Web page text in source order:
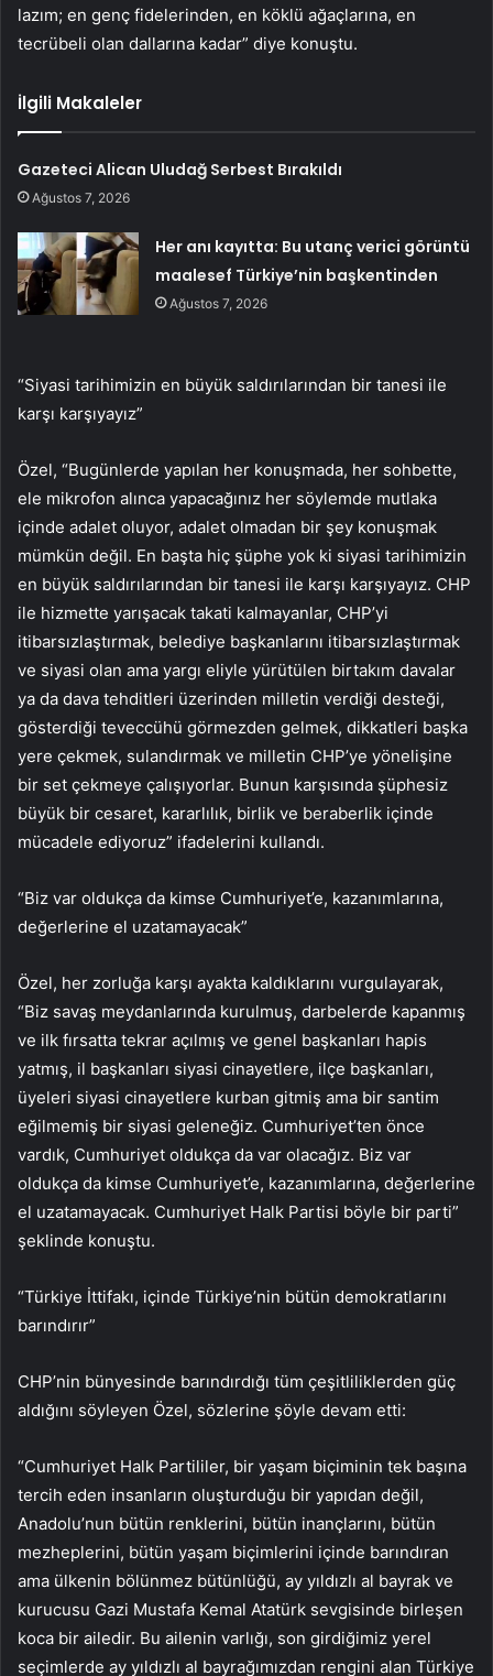
lazım; en genç fidelerinden, en köklü ağaçlarına, en
tecrübeli olan dallarına kadar” diye konuştu.
İlgili Makaleler
Gazeteci Alican Uludağ Serbest Bırakıldı
Ağustos 7, 2026
Her anı kayıtta: Bu utanç verici görüntü
maalesef Türkiye’nin başkentinden
Ağustos 7, 2026
“Siyasi tarihimizin en büyük saldırılarından bir tanesi ile
karşı karşıyayız”
Özel, “Bugünlerde yapılan her konuşmada, her sohbette,
ele mikrofon alınca yapacağınız her söylemde mutlaka
içinde adalet oluyor, adalet olmadan bir şey konuşmak
mümkün değil. En başta hiç şüphe yok ki siyasi tarihimizin
en büyük saldırılarından bir tanesi ile karşı karşıyayız. CHP
ile hizmette yarışacak takati kalmayanlar, CHP’yi
itibarsızlaştırmak, belediye başkanlarını itibarsızlaştırmak
ve siyasi olan ama yargı eliyle yürütülen birtakım davalar
ya da dava tehditleri üzerinden milletin verdiği desteği,
gösterdiği teveccühü görmezden gelmek, dikkatleri başka
yere çekmek, sulandırmak ve milletin CHP’ye yönelişine
bir set çekmeye çalışıyorlar. Bunun karşısında şüphesiz
büyük bir cesaret, kararlılık, birlik ve beraberlik içinde
mücadele ediyoruz” ifadelerini kullandı.
“Biz var oldukça da kimse Cumhuriyet’e, kazanımlarına,
değerlerine el uzatamayacak”
Özel, her zorluğa karşı ayakta kaldıklarını vurgulayarak,
“Biz savaş meydanlarında kurulmuş, darbelerde kapanmış
ve ilk fırsatta tekrar açılmış ve genel başkanları hapis
yatmış, il başkanları siyasi cinayetlere, ilçe başkanları,
üyeleri siyasi cinayetlere kurban gitmiş ama bir santim
eğilmemiş bir siyasi geleneğiz. Cumhuriyet’ten önce
vardık, Cumhuriyet oldukça da var olacağız. Biz var
oldukça da kimse Cumhuriyet’e, kazanımlarına, değerlerine
el uzatamayacak. Cumhuriyet Halk Partisi böyle bir parti”
şeklinde konuştu.
“Türkiye İttifakı, içinde Türkiye’nin bütün demokratlarını
barındırır”
CHP’nin bünyesinde barındırdığı tüm çeşitliliklerden güç
aldığını söyleyen Özel, sözlerine şöyle devam etti:
“Cumhuriyet Halk Partililer, bir yaşam biçiminin tek başına
tercih eden insanların oluşturduğu bir yapıdan değil,
Anadolu’nun bütün renklerini, bütün inançlarını, bütün
mezheplerini, bütün yaşam biçimlerini içinde barındıran
ama ülkenin bölünmez bütünlüğü, ay yıldızlı al bayrak ve
kurucusu Gazi Mustafa Kemal Atatürk sevgisinde birleşen
koca bir ailedir. Bu ailenin varlığı, son girdiğimiz yerel
seçimlerde ay yıldızlı al bayrağımızdan rengini alan Türkiye